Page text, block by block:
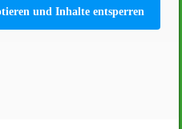
und Inhalte entsperren